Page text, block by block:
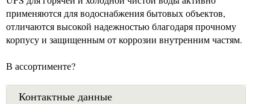
применяются для водоснабжения бытовых объектов,
отличаются высокой надежностью благодаря прочному
корпусу и защищенным от коррозии внутренним частям.
В ассортименте?
Контактные данные